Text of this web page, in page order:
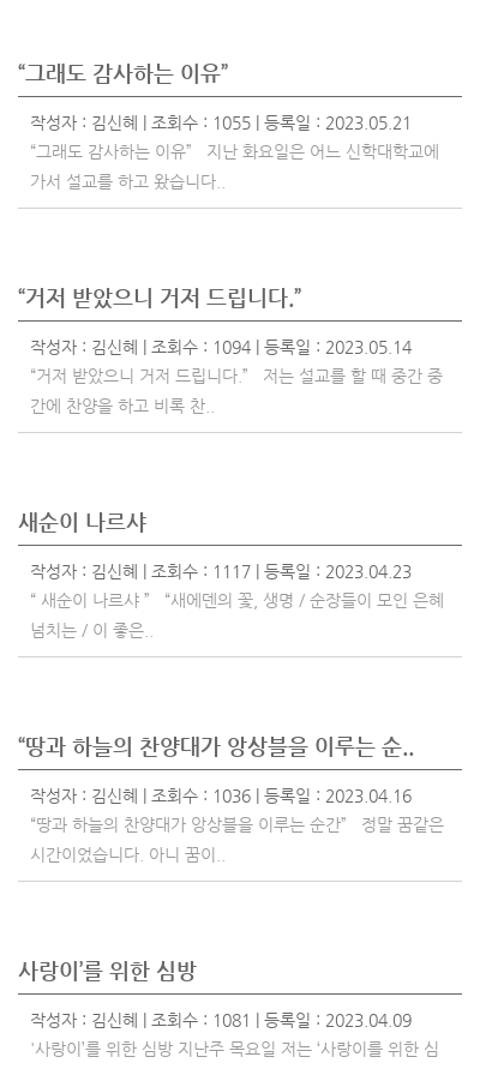
“그래도 감사하는 이유”
작성자 : 김신혜
| 조회수 : 1055 | 등록일 : 2023.05.21
“그래도 감사하는 이유” 지난 화요일은 어느 신학대학교에
가서 설교를 하고 왔습니다..
“거저 받았으니 거저 드립니다.”
작성자 : 김신혜
| 조회수 : 1094 | 등록일 : 2023.05.14
“거저 받았으니 거저 드립니다.” 저는 설교를 할 때 중간 중
간에 찬양을 하고 비록 찬..
새순이 나르샤
작성자 : 김신혜
| 조회수 : 1117 | 등록일 : 2023.04.23
“ 새순이 나르샤 ” “새에덴의 꽃, 생명 / 순장들이 모인 은혜
넘치는 / 이 좋은..
“땅과 하늘의 찬양대가 앙상블을 이루는 순..
작성자 : 김신혜
| 조회수 : 1036 | 등록일 : 2023.04.16
“땅과 하늘의 찬양대가 앙상블을 이루는 순간” 정말 꿈같은
시간이었습니다. 아니 꿈이..
사랑이’를 위한 심방
작성자 : 김신혜
| 조회수 : 1081 | 등록일 : 2023.04.09
'사랑이’를 위한 심방 지난주 목요일 저는 ‘사랑이를 위한 심